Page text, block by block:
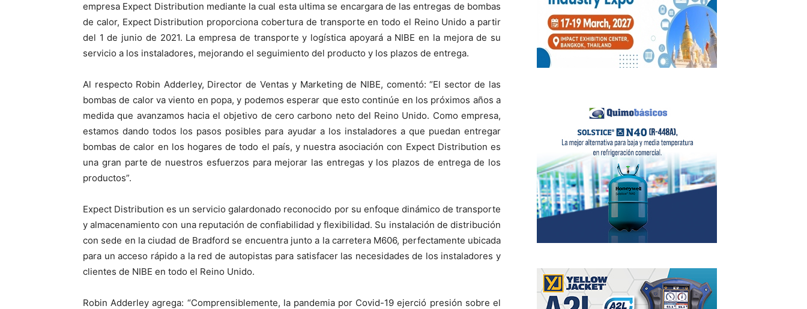
empresa Expect Distribution mediante la cual esta ultima se encargara de las entregas de bombas
de calor, Expect Distribution proporciona cobertura de transporte en todo el Reino Unido a partir
del 1 de junio de 2021. La empresa de transporte y logística apoyará a NIBE en la mejora de su
servicio a los instaladores, mejorando el seguimiento del producto y los plazos de entrega.
Al respecto Robin Adderley, Director de Ventas y Marketing de NIBE, comentó: “El sector de las
bombas de calor va viento en popa, y podemos esperar que esto continúe en los próximos años a
medida que avanzamos hacia el objetivo de cero carbono neto del Reino Unido. Como empresa,
estamos dando todos los pasos posibles para ayudar a los instaladores a que puedan entregar
bombas de calor en los hogares de todo el país, y nuestra asociación con Expect Distribution es
una gran parte de nuestros esfuerzos para mejorar las entregas y los plazos de entrega de los
productos”.
Expect Distribution es un servicio galardonado reconocido por su enfoque dinámico de transporte
y almacenamiento con una reputación de confiabilidad y flexibilidad. Su instalación de distribución
con sede en la ciudad de Bradford se encuentra junto a la carretera M606, perfectamente ubicada
para un acceso rápido a la red de autopistas para satisfacer las necesidades de los instaladores y
clientes de NIBE en todo el Reino Unido.
Robin Adderley agrega: “Comprensiblemente, la pandemia por Covid-19 ejerció presión sobre el